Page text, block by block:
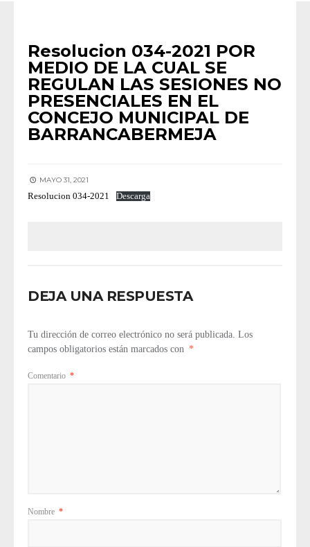
Resolucion 034-2021 POR
MEDIO DE LA CUAL SE
REGULAN LAS SESIONES NO
PRESENCIALES EN EL
CONCEJO MUNICIPAL DE
BARRANCABERMEJA
MAYO 31, 2021
Resolucion 034-2021 Descarga
DEJA UNA RESPUESTA
Tu dirección de correo electrónico no será publicada. Los
campos obligatorios están marcados con *
Comentario *
Nombre *